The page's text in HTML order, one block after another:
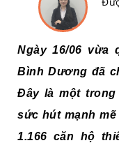
Ngày 16/06 vừa
Bình Dương đã
Đây là một
sức hút mạnh
1.166 căn hộ